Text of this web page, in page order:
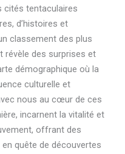
cités tentaculaires
d’histoires et
classement des plus
révèle des surprises et
démographique où la
culturelle et
nous au cœur de ces
incarnent la vitalité et
offrant des
quête de découvertes